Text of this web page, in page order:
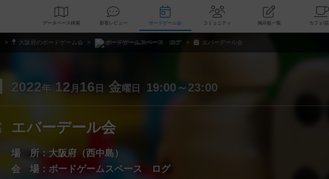
データベース 検索 新着レビュー ボードゲーム会 コミュニティ 掲示板一覧
大阪府のボードゲーム会 ボードゲームスペース ログ エバーデール会
2022年 12 月 16 日 金曜日 19:00～23:00
エバーデール会
場 所： 大阪府（西中島）
会 場： ボードゲームスペース ログ